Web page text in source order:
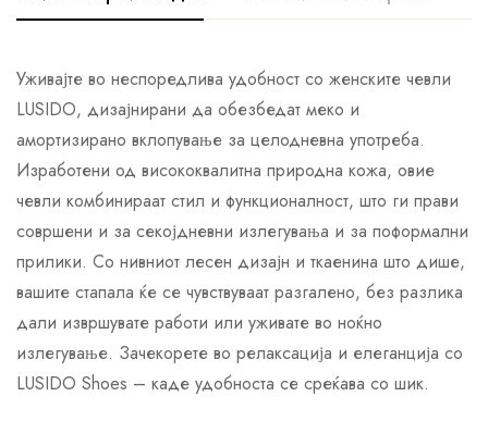
Уживајте во неспоредлива удобност со женските чевли
LUSIDO, дизајнирани да обезбедат меко и
амортизирано вклопување за целодневна употреба.
Изработени од висококвалитна природна кожа, овие
чевли комбинираат стил и функционалност, што ги прави
совршени и за секојдневни излегувања и за поформални
прилики. Со нивниот лесен дизајн и ткаенина што дише,
вашите стапала ќе се чувствуваат разгалено, без разлика
дали извршувате работи или уживате во ноќно
излегување. Зачекорете во релаксација и елеганција со
LUSIDO Shoes – каде удобноста се среќава со шик.